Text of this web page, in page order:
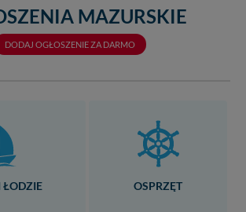
MAZURSKIE
DODAJ OGŁOSZENIE ZA DARMO
ŁODZIE OSPRZĘT